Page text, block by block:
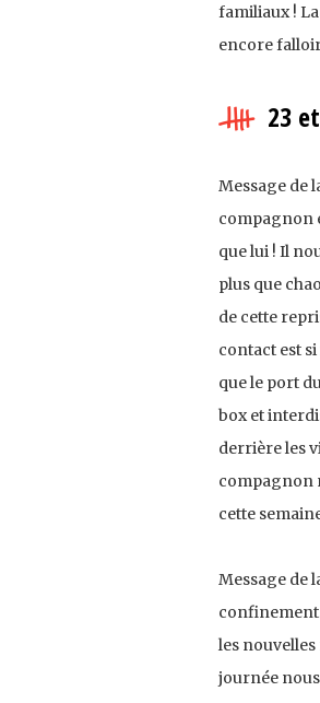
familiaux !
encore
23
Message de
compagnon
que lui ! Il
plus que
de cette
contact est
que le port
box et
derrière les
compagnon
cette
Message de
confinement.
les
journée